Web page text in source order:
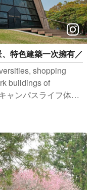
特色建築一次擁有／
shopping
buildings of
ャンパスライフ体
な建物を見学した
색 건축을 한 번에 알
西屯區台灣大道四段
峰區柳豐路500號 #逢
100號 #國立臺中科技
129號 #朝陽大學 地